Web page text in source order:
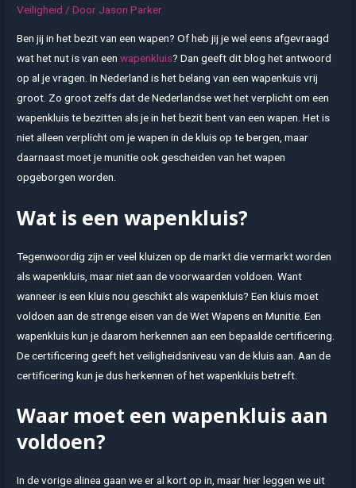
Veiligheid / Door Jason Parker
Ben jij in het bezit van een wapen? Of heb jij je wel eens afgevraagd
wat het nut is van eenwapenkluis? Dan geeft dit blog het antwoord
op al je vragen. In Nederland is het belang van een wapenkuis vrij
groot. Zo groot zelfs dat de Nederlandse wet het verplicht om een
wapenkluis te bezitten als je in het bezit bent van een wapen. Het is
niet alleen verplicht om je wapen in de kluis op te bergen, maar
daarnaast moet je munitie ook gescheiden van het wapen
opgeborgen worden.
Wat is een wapenkluis?
Tegenwoordig zijn er veel kluizen op de markt die vermarkt worden
als wapenkluis, maar niet aan de voorwaarden voldoen. Want
wanneer is een kluis nou geschikt als wapenkluis? Een kluis moet
voldoen aan de strenge eisen van de Wet Wapens en Munitie. Een
wapenkluis kun je daarom herkennen aan een bepaalde certificering.
De certificering geeft het veiligheidsniveau van de kluis aan. Aan de
certificering kun je dus herkennen of het wapenkluis betreft.
Waar moet een wapenkluis aan
voldoen?
In de vorige alinea gaan we er al kort op in, maar hier leggen we uit